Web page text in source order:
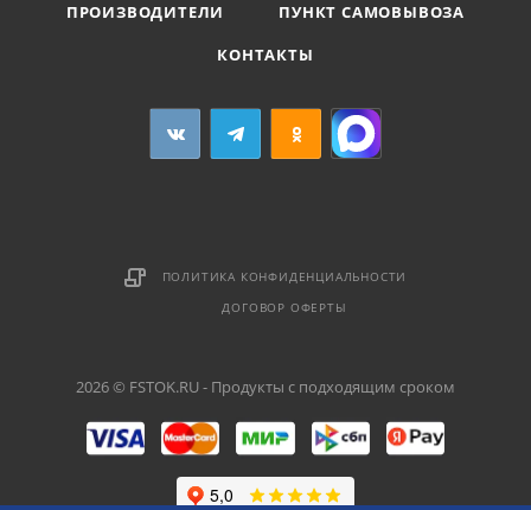
ПРОИЗВОДИТЕЛИ
ПУНКТ САМОВЫВОЗА
КОНТАКТЫ
ПОЛИТИКА КОНФИДЕНЦИАЛЬНОСТИ
ДОГОВОР ОФЕРТЫ
2026 © FSTOK.RU - Продукты с подходящим сроком